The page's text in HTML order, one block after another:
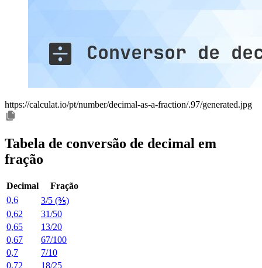
https://calculat.io/pt/number/decimal-as-a-fraction/.97/generated.jpg
Tabela de conversão de decimal em
fração
Decimal
Fração
0,6
3/5 (⅗)
0,62
31/50
0,65
13/20
0,67
67/100
0,7
7/10
0,72
18/25